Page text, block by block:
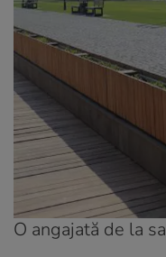
O angajată de la